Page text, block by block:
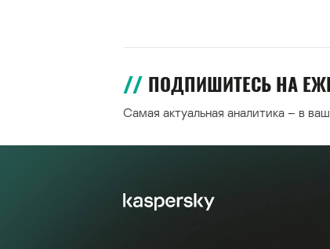
ПОДПИШИТЕСЬ НА
Самая актуальная аналитика – в